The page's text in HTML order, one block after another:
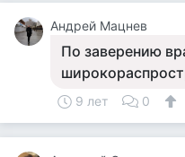
Андрей Мацнев
По заверению
9 лет 0